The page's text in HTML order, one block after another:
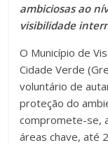
ambiciosas ao
visibilidade
O Município de
Cidade Verde
voluntário de
proteção do
compromete-se,
áreas chave, até